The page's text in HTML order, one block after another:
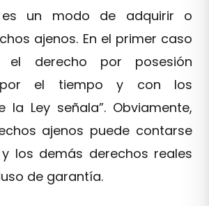
es un modo de adquirir o
ajenos. En el primer caso
el derecho por posesión
por el tiempo y con los
la Ley señala”. Obviamente,
ajenos puede contarse
los demás derechos reales
de garantía.